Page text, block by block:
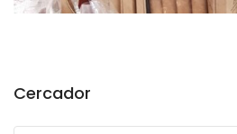
Cercador